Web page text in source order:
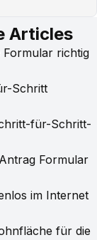
Articles
Formular richtig
Schritt
für-Schritt-
Formular
im Internet
für die